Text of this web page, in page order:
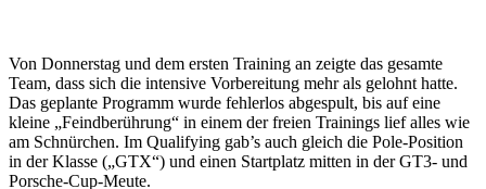
Von Donnerstag und dem ersten Training an zeigte das gesamte
Team, dass sich die intensive Vorbereitung mehr als gelohnt hatte.
Das geplante Programm wurde fehlerlos abgespult, bis auf eine
kleine „Feindberührung“ in einem der freien Trainings lief alles wie
am Schnürchen. Im Qualifying gab’s auch gleich die Pole-Position
in der Klasse („GTX“) und einen Startplatz mitten in der GT3- und
Porsche-Cup-Meute.